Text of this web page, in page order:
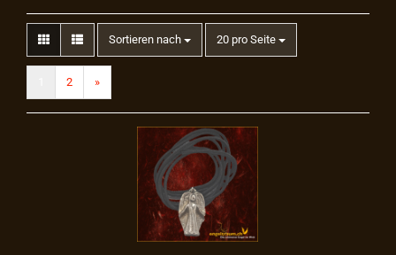
Sortieren nach 20 pro Seite
2 »